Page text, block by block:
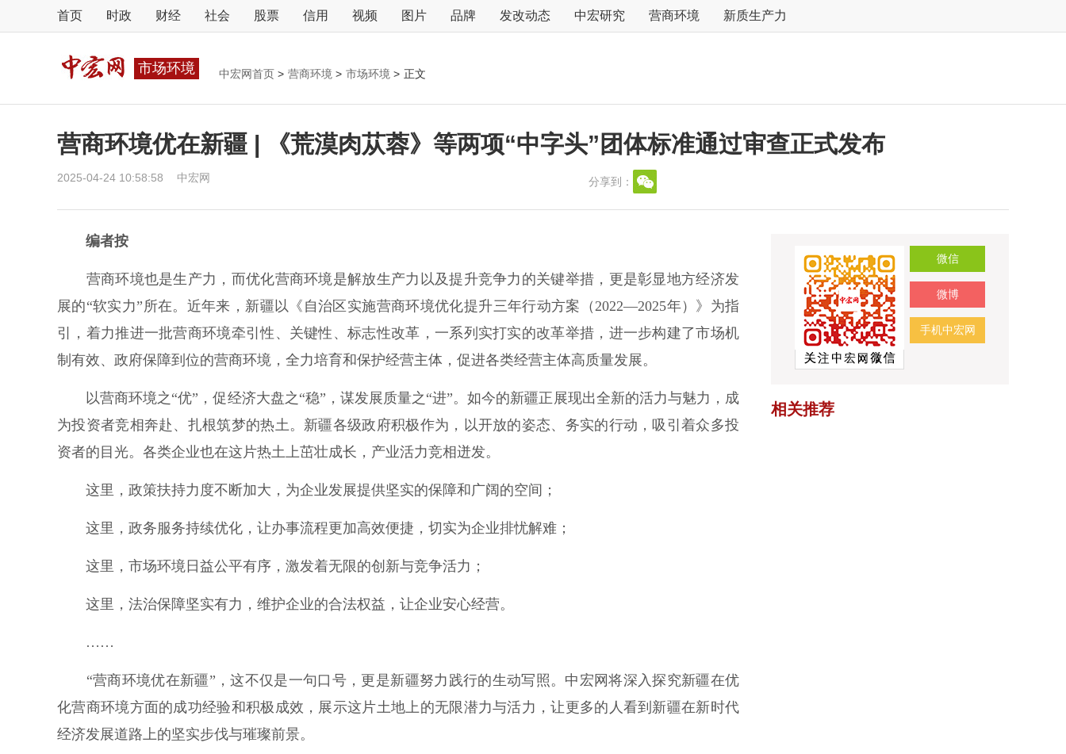
首页 时政 财经 社会 股票 信用 视频 图片 品牌 发改动态 中宏研究 营商环境 新质生产力
市场环境 中宏网首页 > 营商环境 > 市场环境 > 正文
营商环境优在新疆 | 《荒漠肉苁蓉》等两项“中字头”团体标准通过审查正式发布
2025-04-24 10:58:58 中宏网 分享到：
编者按
营商环境也是生产力，而优化营商环境是解放生产力以及提升竞争力的关键举措，更是彰显地方经济发
展的“软实力”所在。近年来，新疆以《自治区实施营商环境优化提升三年行动方案（2022—2025年）》为指
引，着力推进一批营商环境牵引性、关键性、标志性改革，一系列实打实的改革举措，进一步构建了市场机
制有效、政府保障到位的营商环境，全力培育和保护经营主体，促进各类经营主体高质量发展。
以营商环境之“优”，促经济大盘之“稳”，谋发展质量之“进”。如今的新疆正展现出全新的活力与魅力，成
为投资者竞相奔赴、扎根筑梦的热土。新疆各级政府积极作为，以开放的姿态、务实的行动，吸引着众多投
资者的目光。各类企业也在这片热土上茁壮成长，产业活力竞相迸发。
这里，政策扶持力度不断加大，为企业发展提供坚实的保障和广阔的空间；
这里，政务服务持续优化，让办事流程更加高效便捷，切实为企业排忧解难；
这里，市场环境日益公平有序，激发着无限的创新与竞争活力；
这里，法治保障坚实有力，维护企业的合法权益，让企业安心经营。
……
“营商环境优在新疆”，这不仅是一句口号，更是新疆努力践行的生动写照。中宏网将深入探究新疆在优
化营商环境方面的成功经验和积极成效，展示这片土地上的无限潜力与活力，让更多的人看到新疆在新时代
经济发展道路上的坚实步伐与璀璨前景。
微信
微博
手机中宏网
相关推荐